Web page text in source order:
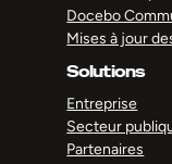
Docebo
Mises à jour
Solutions
Entreprise
Secteur
Partenaires